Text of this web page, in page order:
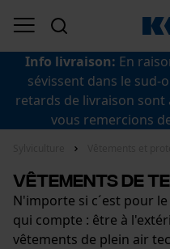
Info livraison: En
sévissent dans le sud-
retards de livraison sont
vous remercions
Vêtements de
N'importe si c´est pour
qui compte : être à
vêtements de plein air